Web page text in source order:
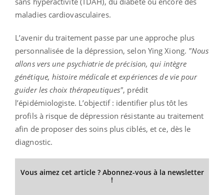
maladies cardiovasculaires.
L’avenir du traitement passe par une approche plus
personnalisée de la dépression, selon Ying Xiong. "Nous
allons vers une psychiatrie de précision, qui intègre
génétique, histoire médicale et expériences de vie pour
guider les choix thérapeutiques", prédit
l’épidémiologiste. L’objectif : identifier plus tôt les
profils à risque de dépression résistante au traitement
afin de proposer des soins plus ciblés, et ce, dès le
diagnostic.
Vous aimez cet article ? Abonnez-vous à la newsletter
!